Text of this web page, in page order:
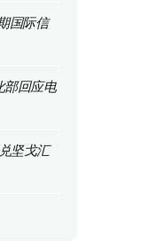
国际信
部回应电
坚戈汇